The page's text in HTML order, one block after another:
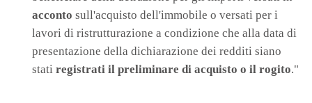
acconto sull'acquisto dell'immobile o versati per i
lavori di ristrutturazione a condizione che alla data di
presentazione della dichiarazione dei redditi siano
stati registrati il preliminare di acquisto o il rogito."